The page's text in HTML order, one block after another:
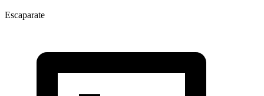
Escaparate